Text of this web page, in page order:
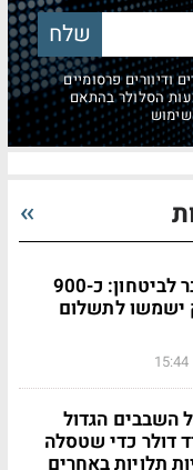
ודיוורים פרסומיים
הסלולר בהתאם
הכסף של אינטל עובר לביטחון: כ-900
ישמשו לתשלום
15:44
השבבים הגדול
מיליארד דולר כדי שטסלה